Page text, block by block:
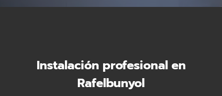
Instalación profesional en
Rafelbunyol